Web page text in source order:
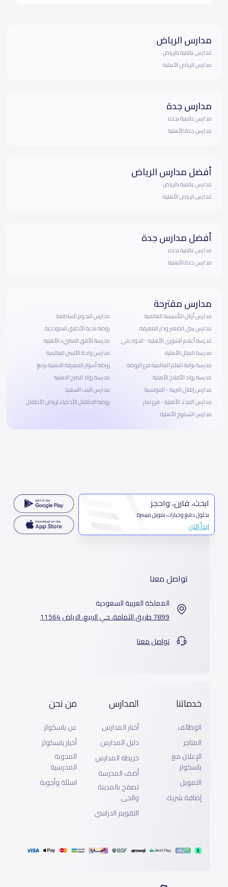
مدارس الرياض
مدارس عالمية بالرياض
مدارس الرياض الأهلية
مدارس جدة
مدارس عالمية بجده
مدارس جدة الأهلية
أفضل مدارس الرياض
مدارس عالمية بالرياض
مدارس الرياض الأهلية
أفضل مدارس جدة
مدارس عالمية بجده
مدارس جدة الأهلية
مدارس مقترحة
مدارس أرتال التأسيسة العالمية
مدارس بيتى الصغير ودار المعرفة
مدرسة أعلام الشورى الأهلية - الدوادمي
مدرسة المنال الأهلية
مدرسة بوابة العلم العالميه فرع الروضه
مدرسة رواد الأفلاج الأهلية
مدارس إتقان التربية - المونسية
مدارس المجد الأهلية - فرع نمار
مدارس الشموخ الأهلية
مدارس النجوم الساطعة
روضة نادية الأخلاق النموذجية
مدرسة الأفق المضيء الأهلية
مدارس واحة الألسن العالمية
روضة أسوار المعرفة الاهلية برابغ
مدرسة رواد الصرح الاهلية
مدارس البيت السعيد
روضة الاطفال الأذكياء لرياض الأطفال
ابحث، قارن، واحجز
بحلول دفع وخيارات تمويل ميسرة
ابدأ الآن
تواصل معنا
المملكة العربية السعودية
7899 طريق الثمامة، حي الربيع، الرياض 11564
تواصل معنا
خدماتنا
الوظائف
المتاجر
الإعلان مع
ياسكولز
التمويل
إضافة شريك
المدارس
أخبار المدارس
دليل المدارس
خريطة المدارس
أضف المدرسة
تصفح بالمدينة
والحى
التقويم الدراسي
من نحن
عن ياسكولز
أخبار ياسكولز
المدونة
المدرسية
اسئلة وأجوبة